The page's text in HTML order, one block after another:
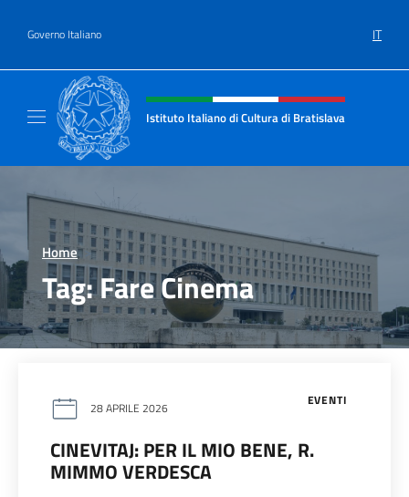
Governo Italiano IT
Intestazione sito, social e menù
Istituto Italiano di Cultura di Bratislava
Home >
Tag:Fare Cinema
EVENTI
28 APRILE 2026
CINEVITAJ: PER IL MIO BENE, R.
MIMMO VERDESCA